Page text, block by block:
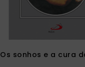
Os sonhos e a cura